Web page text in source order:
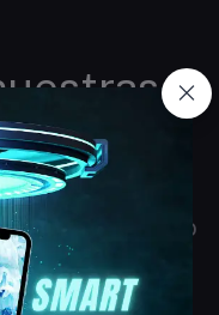
nuestros
¡No te lo